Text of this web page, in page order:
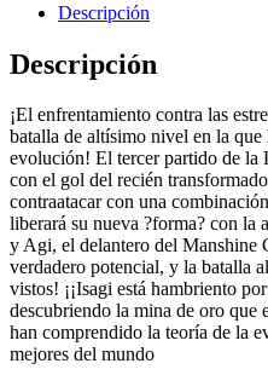
Descripción
Descripción
¡El enfrentamiento contra las
batalla de altísimo nivel en la
evolución! El tercer partido de la
con el gol del recién
contraatacar con una
liberará su nueva ?forma? con la
y Agi, el delantero del Manshine
verdadero potencial, y la batalla
vistos! ¡¡Isagi está hambriento
descubriendo la mina de oro que
han comprendido la teoría de la
mejores del mundo